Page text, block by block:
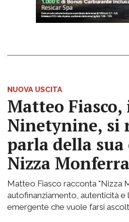
NUOVA USCITA
Matteo
Ninetynine, si
parla della
Nizza
Matteo Fiasco racconta "Nizza
autofinanziamento, autenticità e
emergente che vuole farsi